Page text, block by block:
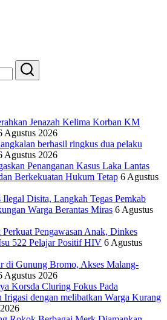
Search
Jenazah Kelima Korban KM
Agustus 2026
berhasil ringkus dua pelaku
Agustus 2026
Penanganan Kasus Laka Lantas
Berkekuatan Hukum Tetap 6 Agustus
Disita, Langkah Tegas Pemkab
Warga Berantas Miras 6 Agustus
Pengawasan Anak, Dinkes
522 Pelajar Positif HIV 6 Agustus
di Gunung Bromo, Akses Malang-
Agustus 2026
Korsda Cluring Fokus Pada
Irigasi dengan melibatkan Warga Kurang